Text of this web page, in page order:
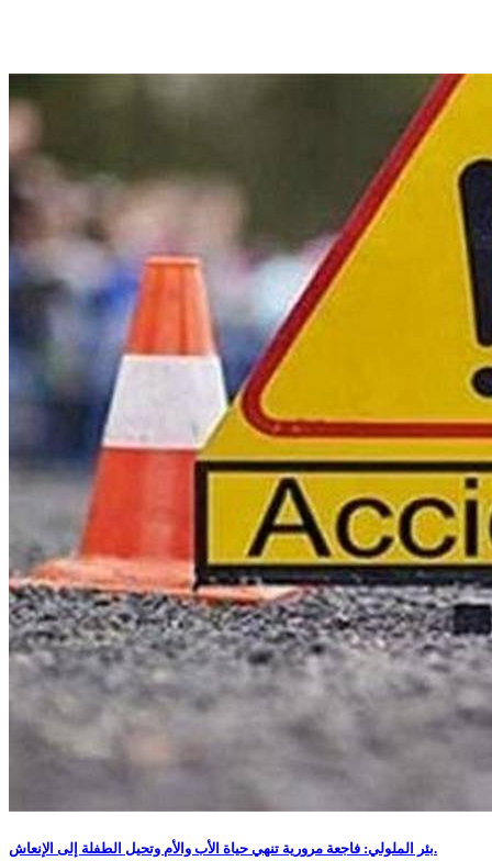
بئر الملولي: فاجعة مرورية تنهي حياة الأب والأم وتحيل الطفلة إلى الإنعاش.